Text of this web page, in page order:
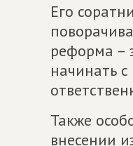
Его
реформа –
начинать
Также
внесении